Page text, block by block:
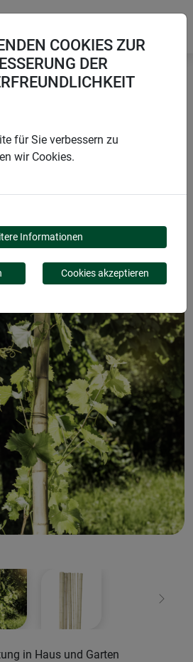
Weiter
in Haus und Garten
COOKIES ZUR
DER
für Sie verbessern zu
wir Cookies.
Informationen
Cookies akzeptieren